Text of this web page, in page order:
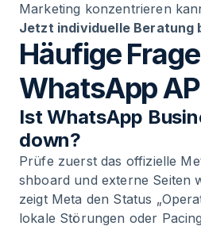
Marketing konzentrieren
Jetzt individuelle Beratung
Häufige
WhatsApp
Ist WhatsApp
down?
Prüfe zuerst das offizielle
shboard und externe Seiten
zeigt Meta den Status
lokale Störungen oder